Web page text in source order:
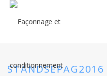
STANDSEPAG2016